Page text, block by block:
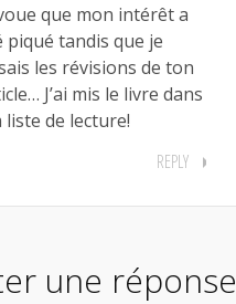
que mon intérêt a
piqué tandis que je
les révisions de ton
J’ai mis le livre dans
liste de lecture!
REPLY
une réponse